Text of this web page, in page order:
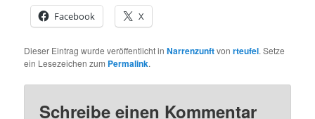
Facebook
X
Dieser Eintrag wurde veröffentlicht inNarrenzunftvonrteufel. Setze
ein Lesezeichen zum Permalink.
Schreibe einen Kommentar